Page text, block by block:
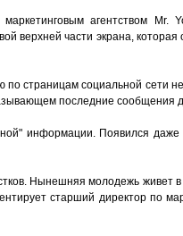
агентством Mr.
верхней части экрана,
страницам социальной сети
последние сообщения
информации. Появился даже
Нынешняя молодежь живет
старший директор по